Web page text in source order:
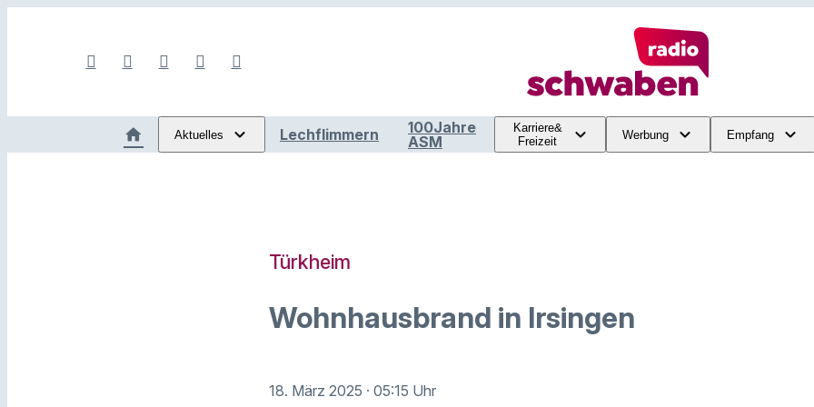
Aktuelles Lechflimmern
100Jahre
ASM
Karriere&
Freizeit
Werbung Empfang
Türkheim
Wohnhausbrand in Irsingen
18. März 2025 · 05:15 Uhr